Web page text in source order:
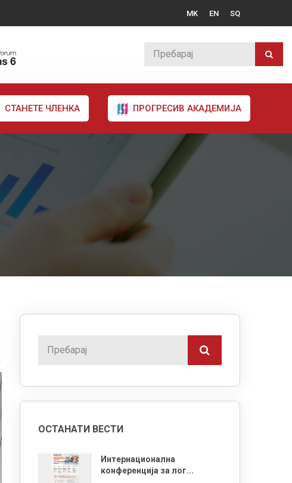
MK EN SQ
СТАНЕТЕ ЧЛЕНКА ПРОГРЕСИВ АКАДЕМИЈА
ОСТАНАТИ ВЕСТИ
Интернационална
конференција за лог...